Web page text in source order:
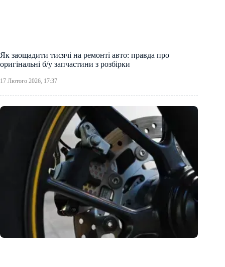
Як заощадити тисячі на ремонті авто: правда про
оригінальні б/у запчастини з розбірки
17 Лютого 2026, 17:37